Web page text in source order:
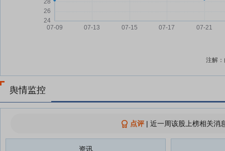
注解
舆情监控
点评| 近一周该股上榜相关消
资讯